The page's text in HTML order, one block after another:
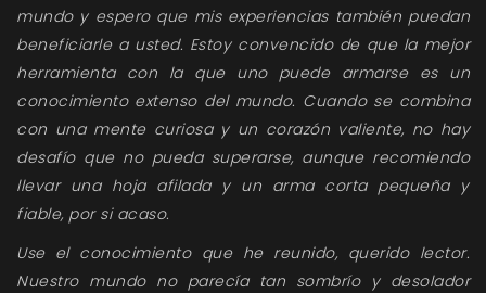
mundo y espero que mis experiencias también puedan
beneficiarle a usted. Estoy convencido de que la mejor
herramienta con la que uno puede armarse es un
conocimiento extenso del mundo. Cuando se combina
con una mente curiosa y un corazón valiente, no hay
desafío que no pueda superarse, aunque recomiendo
llevar una hoja afilada y un arma corta pequeña y
fiable, por si acaso.
Use el conocimiento que he reunido, querido lector.
Nuestro mundo no parecía tan sombrío y desolador